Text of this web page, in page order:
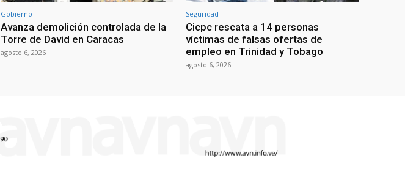
Gobierno
Avanza demolición controlada de la
Torre de David en Caracas
agosto 6, 2026
Seguridad
Cicpc rescata a 14 personas
víctimas de falsas ofertas de
empleo en Trinidad y Tobago
agosto 6, 2026